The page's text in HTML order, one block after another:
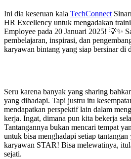
Ini dia keseruan kala TechConnect
HR Excellency untuk mengadakan
Employee pada 20 Januari 2025! 💡✨
pembelajaran, inspirasi, dan
karyawan bintang yang siap bersinar di
Seru karena banyak yang sharing
yang dihadapi. Tapi justru itu
mendapatkan perspektif lain dalam
kerja. Ingat, dimana pun kita bekerja
Tantangannya bukan mencari tempat
untuk bisa menghadapi setiap
karyawan STAR! Bisa melewatinya,
sejati.